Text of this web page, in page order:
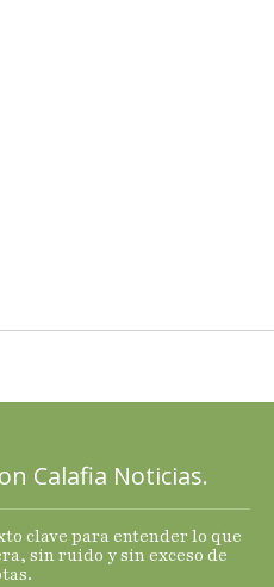
Calafia Noticias.
clave para entender lo que
sin ruido y sin exceso de